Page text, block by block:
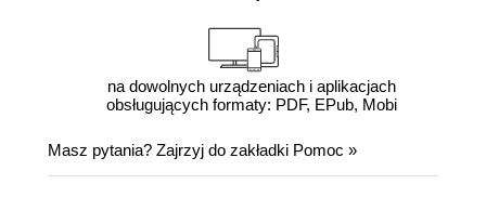
na dowolnych urządzeniach i aplikacjach
obsługujących formaty: PDF, EPub, Mobi
Masz pytania? Zajrzyj do zakładki Pomoc »